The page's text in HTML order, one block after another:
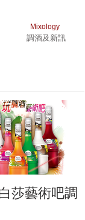
Mixology
調酒及新訊
莎藝術吧調